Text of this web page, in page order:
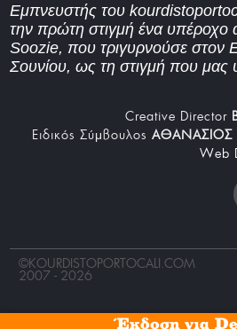
Έκδοση για
Εμπνευστής του
την πρώτη στιγμή ένα υπέροχο
Soozie, που τριγυρνούσε στον
Σουνίου, ως τη στιγμή που μας
Creative Director
Ειδικός Σύμβουλος
Web
©KOURDISTOPORTOCALI.COM
2007 - 2026